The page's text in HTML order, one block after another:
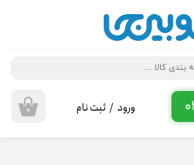
۰ ورود / ثبت نام